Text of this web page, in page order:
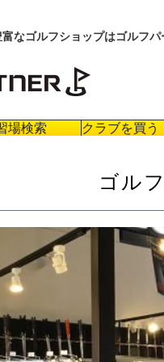
なゴルフショップはゴルフパ
場検索 クラブを買う
ゴル